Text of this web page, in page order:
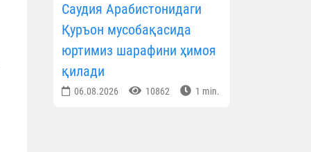
Саудия Арабистонидаги
Қуръон мусобақасида
юртимиз шарафини ҳимоя
қилади
06.08.2026 10862 1 min.